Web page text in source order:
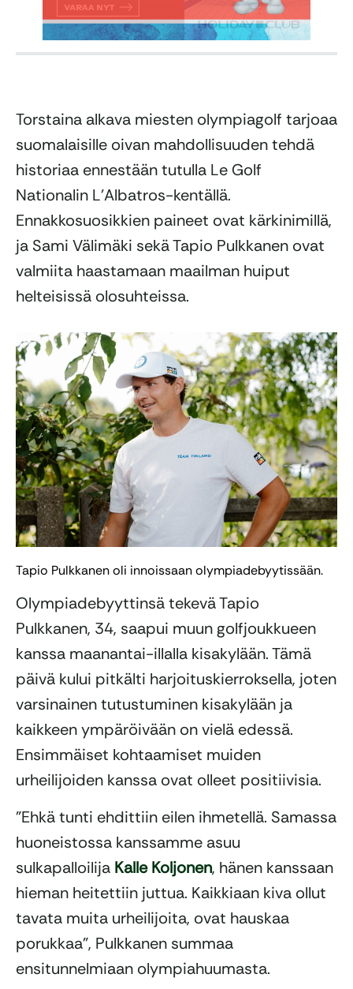
Torstaina alkava miesten olympiagolf tarjoaa
suomalaisille oivan mahdollisuuden tehdä
historiaa ennestään tutulla Le Golf
Nationalin L’Albatros-kentällä.
Ennakkosuosikkien paineet ovat kärkinimillä,
ja Sami Välimäki sekä Tapio Pulkkanen ovat
valmiita haastamaan maailman huiput
helteisissä olosuhteissa.
Tapio Pulkkanen oli innoissaan olympiadebyytissään.
Olympiadebyyttinsä tekevä Tapio
Pulkkanen, 34, saapui muun golfjoukkueen
kanssa maanantai-illalla kisakylään. Tämä
päivä kului pitkälti harjoituskierroksella, joten
varsinainen tutustuminen kisakylään ja
kaikkeen ympäröivään on vielä edessä.
Ensimmäiset kohtaamiset muiden
urheilijoiden kanssa ovat olleet positiivisia.
”Ehkä tunti ehdittiin eilen ihmetellä. Samassa
huoneistossa kanssamme asuu
sulkapalloilija Kalle Koljonen, hänen kanssaan
hieman heitettiin juttua. Kaikkiaan kiva ollut
tavata muita urheilijoita, ovat hauskaa
porukkaa”, Pulkkanen summaa
ensitunnelmiaan olympiahuumasta.